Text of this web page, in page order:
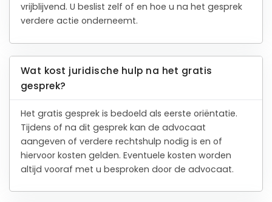
vrijblijvend. U beslist zelf of en hoe u na het gesprek
verdere actie onderneemt.
Wat kost juridische hulp na het gratis
gesprek?
Het gratis gesprek is bedoeld als eerste oriëntatie.
Tijdens of na dit gesprek kan de advocaat
aangeven of verdere rechtshulp nodig is en of
hiervoor kosten gelden. Eventuele kosten worden
altijd vooraf met u besproken door de advocaat.